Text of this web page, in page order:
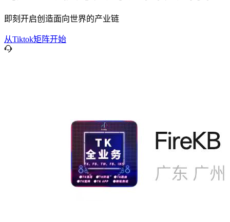
即刻开启创造面向世界的产业链
从Tiktok矩阵开始